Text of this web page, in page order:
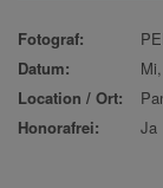
Fotograf:
Datum:
Location / Ort:
Honorafrei:
Ja